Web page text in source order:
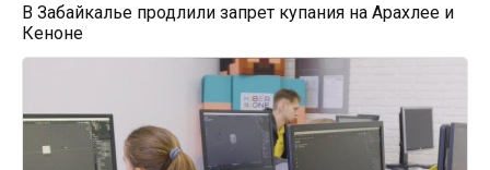
В Забайкалье продлили запрет купания на Арахлее и
Кеноне